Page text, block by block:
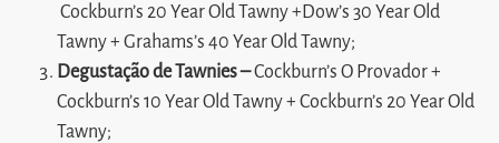
Cockburn’s 20 Year Old Tawny +Dow’s 30 Year Old
Tawny + Grahams’s 40 Year Old Tawny;
Degustação de Tawnies –Cockburn’s O Provador +
Cockburn’s 10 Year Old Tawny + Cockburn’s 20 Year Old
Tawny;